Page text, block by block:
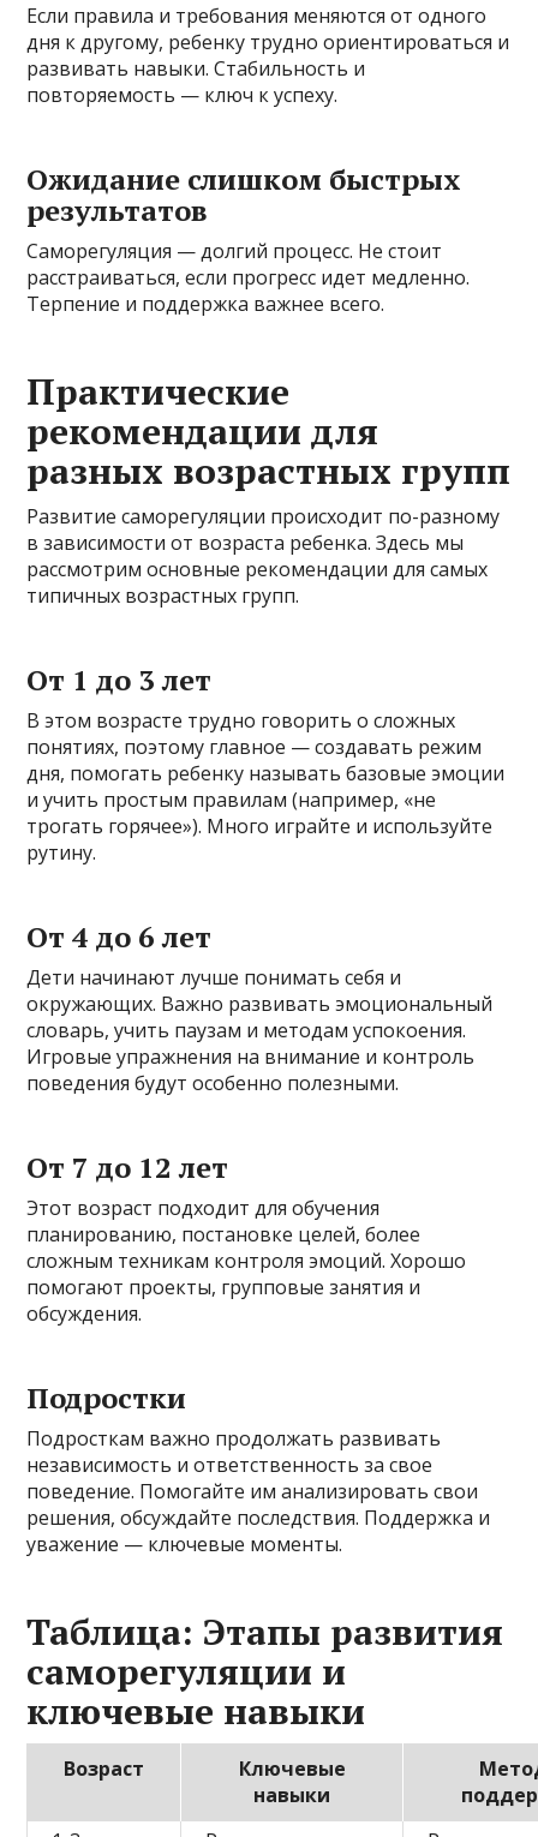
Если правила и требования меняются от одного
дня к другому, ребенку трудно ориентироваться и
развивать навыки. Стабильность и
повторяемость — ключ к успеху.
Ожидание слишком быстрых
результатов
Саморегуляция — долгий процесс. Не стоит
расстраиваться, если прогресс идет медленно.
Терпение и поддержка важнее всего.
Практические
рекомендации для
разных возрастных групп
Развитие саморегуляции происходит по-разному
в зависимости от возраста ребенка. Здесь мы
рассмотрим основные рекомендации для самых
типичных возрастных групп.
От 1 до 3 лет
В этом возрасте трудно говорить о сложных
понятиях, поэтому главное — создавать режим
дня, помогать ребенку называть базовые эмоции
и учить простым правилам (например, «не
трогать горячее»). Много играйте и используйте
рутину.
От 4 до 6 лет
Дети начинают лучше понимать себя и
окружающих. Важно развивать эмоциональный
словарь, учить паузам и методам успокоения.
Игровые упражнения на внимание и контроль
поведения будут особенно полезными.
От 7 до 12 лет
Этот возраст подходит для обучения
планированию, постановке целей, более
сложным техникам контроля эмоций. Хорошо
помогают проекты, групповые занятия и
обсуждения.
Подростки
Подросткам важно продолжать развивать
независимость и ответственность за свое
поведение. Помогайте им анализировать свои
решения, обсуждайте последствия. Поддержка и
уважение — ключевые моменты.
Таблица: Этапы развития
саморегуляции и
ключевые навыки
Возраст
Ключевые
навыки